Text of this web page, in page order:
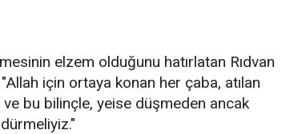
elzem olduğunu hatırlatan Rıdvan
için ortaya konan her çaba, atılan
bu bilinçle, yeise düşmeden ancak